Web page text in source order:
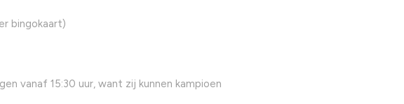
bingokaart)
vanaf 15:30 uur, want zij kunnen kampioen